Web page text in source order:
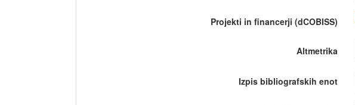
Projekti in financerji (dCOBISS)
Altmetrika
Izpis bibliografskih enot